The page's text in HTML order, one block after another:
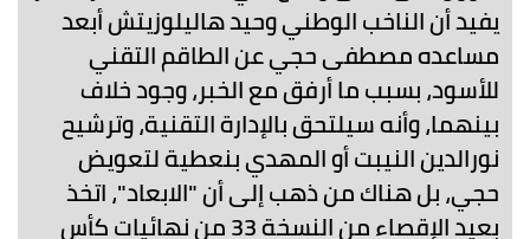
يفيد أن الناخب الوطني وحيد هاليلوزيتش أبعد
مساعده مصطفى حجي عن الطاقم التقني
للأسود، بسبب ما أرفق مع الخبر، وجود خلاف
بينهما، وأنه سيلتحق بالإدارة التقنية، وترشيح
نورالدين النيبت أو المهدي بنعطية لتعويض
حجي، بل هناك من ذهب إلى أن "الابعاد"، اتخذ
بعيد الإقصاء من النسخة 33 من نهائيات كأس